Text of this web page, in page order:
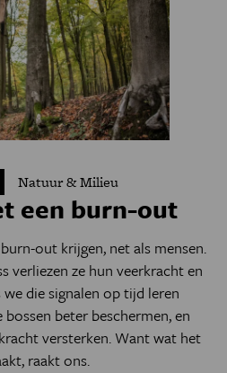
Natuur & Milieu
een burn-out
out krijgen, net als mensen.
verliezen ze hun veerkracht en
die signalen op tijd leren
beter beschermen, en
versterken. Want wat het
raakt ons.